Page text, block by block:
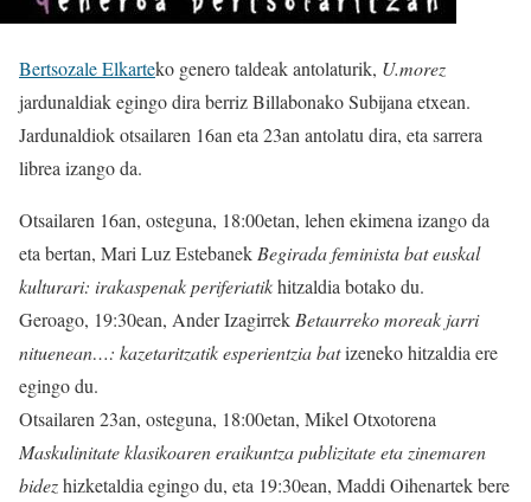
Bertsozale Elkarteko genero taldeak antolaturik, U.morez
jardunaldiak egingo dira berriz Billabonako Subijana etxean.
Jardunaldiok otsailaren 16an eta 23an antolatu dira, eta sarrera
librea izango da.
Otsailaren 16an, osteguna, 18:00etan, lehen ekimena izango da
eta bertan, Mari Luz Estebanek Begirada feminista bat euskal
kulturari: irakaspenak periferiatikhitzaldia botako du.
Geroago, 19:30ean, Ander Izagirrek Betaurreko moreak jarri
nituenean…: kazetaritzatik esperientzia batizeneko hitzaldia ere
egingo du.
Otsailaren 23an, osteguna, 18:00etan, Mikel Otxotorena
Maskulinitate klasikoaren eraikuntza publizitate eta zinemaren
bidezhizketaldia egingo du, eta 19:30ean, Maddi Oihenartek bere